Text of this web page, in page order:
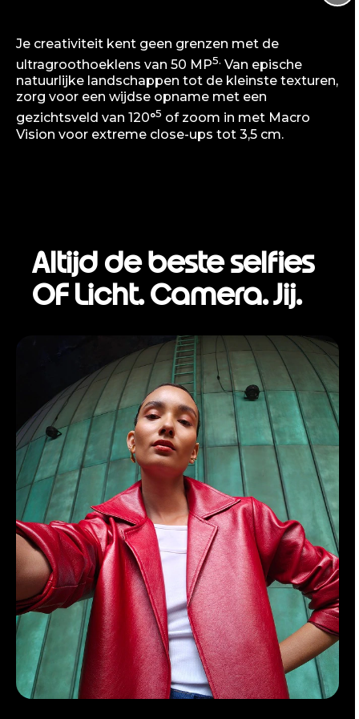
Je creativiteit kent geen grenzen met de
ultragroothoeklens van 50 MP5. Van epische
natuurlijke landschappen tot de kleinste texturen,
zorg voor een wijdse opname met een
gezichtsveld van 120°5 of zoom in met Macro
Vision voor extreme close-ups tot 3,5 cm.
Altijd de beste selfies
OF Licht. Camera. Jij.